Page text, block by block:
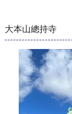
大本山總持寺